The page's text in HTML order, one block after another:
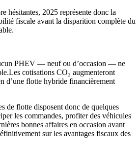
hésitantes, 2025 représente donc la
fiscale avant la disparition complète du
PHEV — neuf ou d’occasion — ne
.Les cotisations CO₂ augmenteront
d’une flotte hybride financièrement
de flotte disposent donc de quelques
les commandes, profiter des véhicules
bonnes affaires en occasion avant
sur les avantages fiscaux des